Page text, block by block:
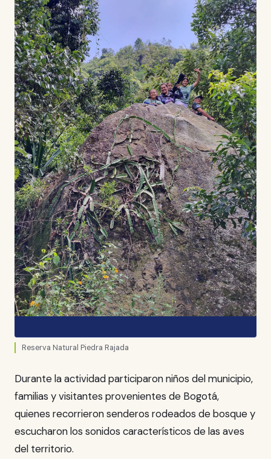
Reserva Natural Piedra Rajada
Durante la actividad participaron niños del municipio,
familias y visitantes provenientes de Bogotá,
quienes recorrieron senderos rodeados de bosque y
escucharon los sonidos característicos de las aves
del territorio.